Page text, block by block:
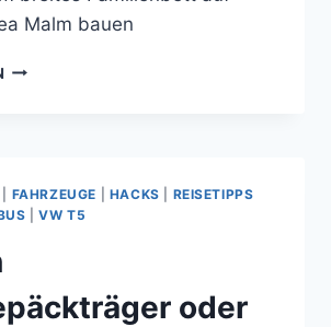
Malm bauen
2,70M
VON
IKEA
MALM
FAHRZEUGE HACKS
REISETIPPS
|VW T5
oder